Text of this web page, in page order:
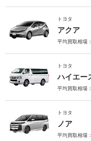
トヨタ
アクア
平均買取相場：
トヨタ
ハイエー
平均買取相場：
トヨタ
ノア
平均買取相場：